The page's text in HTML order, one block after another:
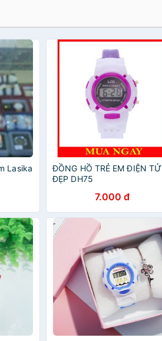
Lasika
ĐỒNG HỒ TRẺ EM ĐIỆN TỬ
ĐẸP DH75
7.000 đ